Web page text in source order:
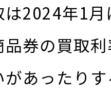
2024年1月
券の買取
あったり